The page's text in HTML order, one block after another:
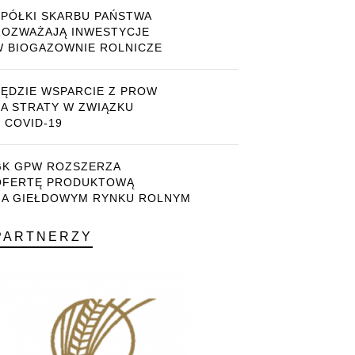
SKARBU PAŃSTWA
INWESTYCJE
BIOGAZOWNIE ROLNICZE
WSPARCIE Z PROW
STRATY W ZWIĄZKU
COVID-19
GPW ROZSZERZA
PRODUKTOWĄ
GIEŁDOWYM RYNKU ROLNYM